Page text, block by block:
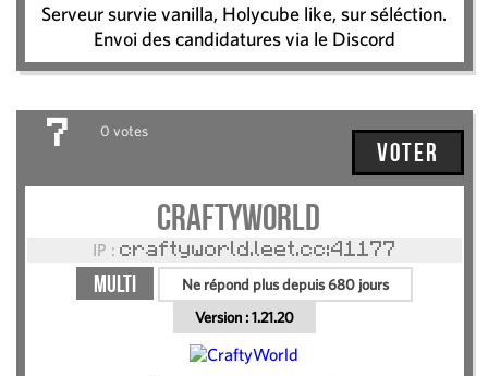
Serveur survie vanilla, Holycube like, sur séléction.
Envoi des candidatures via le Discord
7 0 votes
Voter
CraftyWorld
IP : craftyworld.leet.cc:41177
Multi
Ne répond plus depuis 680 jours
Version :1.21.20